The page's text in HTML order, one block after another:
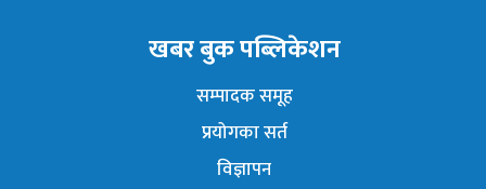
खबर बुक पब्लिकेशन
सम्पादक समूह
प्रयोगका सर्त
विज्ञापन